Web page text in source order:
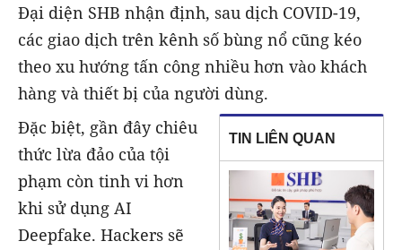
Đại diện SHB nhận định, sau dịch COVID-19,
các giao dịch trên kênh số bùng nổ cũng kéo
theo xu hướng tấn công nhiều hơn vào khách
hàng và thiết bị của người dùng.
TIN LIÊN QUAN
Đặc biệt, gần đây chiêu
thức lừa đảo của tội
phạm còn tinh vi hơn
khi sử dụng AI
Deepfake. Hackers sẽ